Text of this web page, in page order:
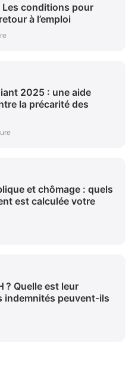
Les conditions pour
à l’emploi
2025 : une aide
la précarité des
et chômage : quels
est calculée votre
? Quelle est leur
indemnités peuvent-ils